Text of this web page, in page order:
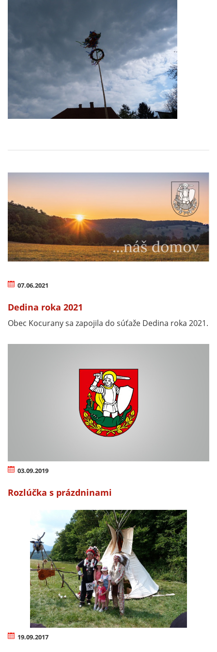
07.06.2021
Dedina roka 2021
Obec Kocurany sa zapojila do súťaže Dedina roka 2021.
03.09.2019
Rozlúčka s prázdninami
19.09.2017